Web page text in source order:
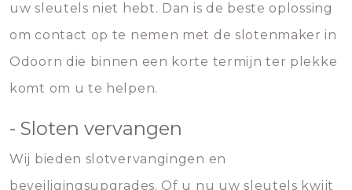
uw sleutels niet hebt. Dan is de beste oplossing
om contact op te nemen met de slotenmaker in
Odoorn die binnen een korte termijn ter plekke
komt om u te helpen.
- Sloten vervangen
Wij bieden slotvervangingen en
beveiligingsupgrades. Of u nu uw sleutels kwijt